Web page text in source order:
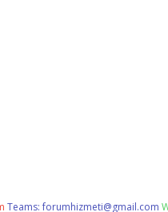
Teams:forumhizmeti@gmail.com